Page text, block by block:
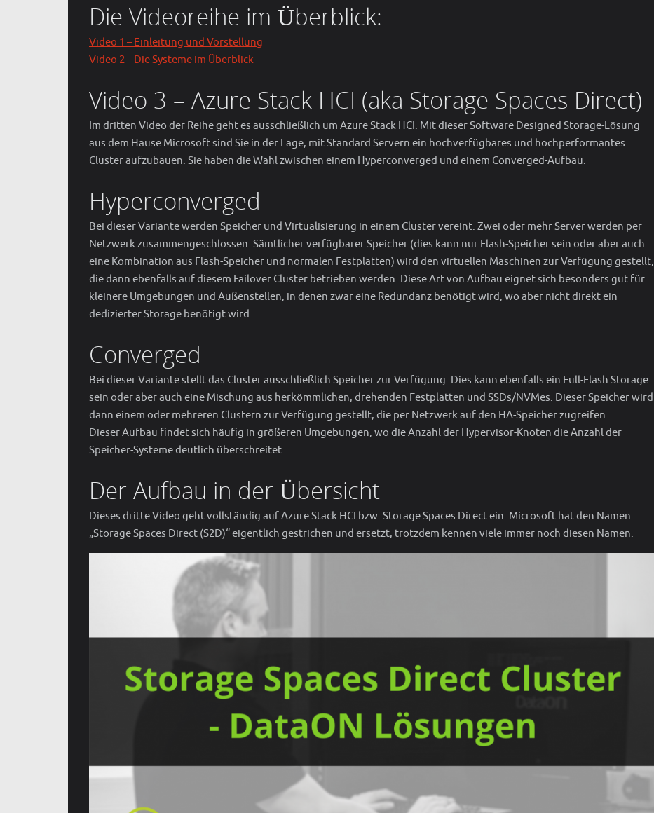
Die Videoreihe im Überblick:
Video 1 – Einleitung und Vorstellung
Video 2 – Die Systeme im Überblick
Video 3 – Azure Stack HCI (aka Storage Spaces Direct)
Im dritten Video der Reihe geht es ausschließlich um Azure Stack HCI. Mit dieser Software Designed Storage-Lösung
aus dem Hause Microsoft sind Sie in der Lage, mit Standard Servern ein hochverfügbares und hochperformantes
Cluster aufzubauen. Sie haben die Wahl zwischen einem Hyperconverged und einem Converged-Aufbau.
Hyperconverged
Bei dieser Variante werden Speicher und Virtualisierung in einem Cluster vereint. Zwei oder mehr Server werden per
Netzwerk zusammengeschlossen. Sämtlicher verfügbarer Speicher (dies kann nur Flash-Speicher sein oder aber auch
eine Kombination aus Flash-Speicher und normalen Festplatten) wird den virtuellen Maschinen zur Verfügung gestellt,
die dann ebenfalls auf diesem Failover Cluster betrieben werden. Diese Art von Aufbau eignet sich besonders gut für
kleinere Umgebungen und Außenstellen, in denen zwar eine Redundanz benötigt wird, wo aber nicht direkt ein
dedizierter Storage benötigt wird.
Converged
Bei dieser Variante stellt das Cluster ausschließlich Speicher zur Verfügung. Dies kann ebenfalls ein Full-Flash Storage
sein oder aber auch eine Mischung aus herkömmlichen, drehenden Festplatten und SSDs/NVMes. Dieser Speicher wird
dann einem oder mehreren Clustern zur Verfügung gestellt, die per Netzwerk auf den HA-Speicher zugreifen.
Dieser Aufbau findet sich häufig in größeren Umgebungen, wo die Anzahl der Hypervisor-Knoten die Anzahl der
Speicher-Systeme deutlich überschreitet.
Der Aufbau in der Übersicht
Dieses dritte Video geht vollständig auf Azure Stack HCI bzw. Storage Spaces Direct ein. Microsoft hat den Namen
„Storage Spaces Direct (S2D)“ eigentlich gestrichen und ersetzt, trotzdem kennen viele immer noch diesen Namen.